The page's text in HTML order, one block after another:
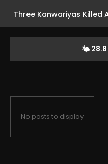
Three Kanwariyas Killed
28.8
No posts to display